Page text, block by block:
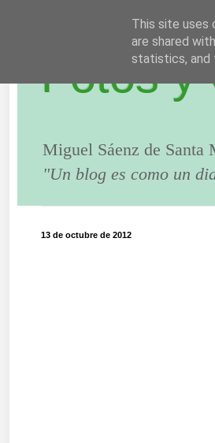
Fotos y
Miguel Sáenz de Santa
"Un blog es como un
13 de octubre de 2012
This site uses
are shared
statistics, and